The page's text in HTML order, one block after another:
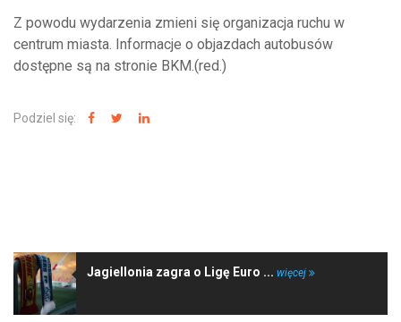
Z powodu wydarzenia zmieni się organizacja ruchu w
centrum miasta. Informacje o objazdach autobusów
dostępne są na stronie BKM.(red.)
Podziel się:
Jagiellonia zagra o Ligę Euro ... więcej